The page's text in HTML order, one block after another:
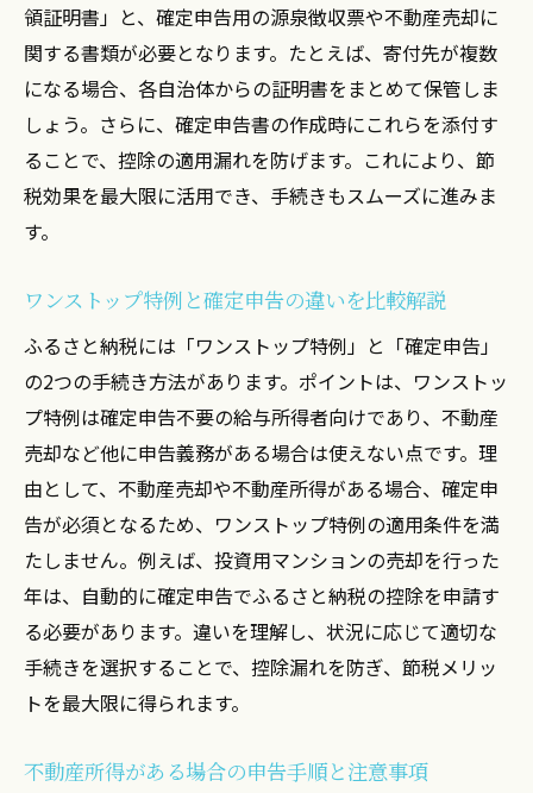
領証明書」と、確定申告用の源泉徴収票や不動産売却に
関する書類が必要となります。たとえば、寄付先が複数
になる場合、各自治体からの証明書をまとめて保管しま
しょう。さらに、確定申告書の作成時にこれらを添付す
ることで、控除の適用漏れを防げます。これにより、節
税効果を最大限に活用でき、手続きもスムーズに進みま
す。
ワンストップ特例と確定申告の違いを比較解説
ふるさと納税には「ワンストップ特例」と「確定申告」
の2つの手続き方法があります。ポイントは、ワンストッ
プ特例は確定申告不要の給与所得者向けであり、不動産
売却など他に申告義務がある場合は使えない点です。理
由として、不動産売却や不動産所得がある場合、確定申
告が必須となるため、ワンストップ特例の適用条件を満
たしません。例えば、投資用マンションの売却を行った
年は、自動的に確定申告でふるさと納税の控除を申請す
る必要があります。違いを理解し、状況に応じて適切な
手続きを選択することで、控除漏れを防ぎ、節税メリッ
トを最大限に得られます。
不動産所得がある場合の申告手順と注意事項